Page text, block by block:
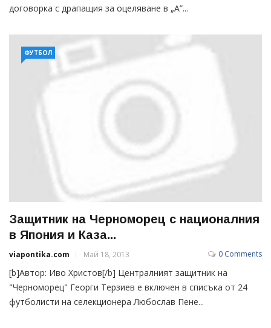
договорка с драпащия за оцеляване в „А”...
ФУТБОЛ
Защитник на Черноморец с националния
в Япония и Каза...
viapontika.com Май 18, 2013 0 Comments
[b]Автор: Иво Христов[/b] Централният защитник на
"Черноморец" Георги Терзиев е включен в списъка от 24
футболисти на селекционера Любослав Пене...